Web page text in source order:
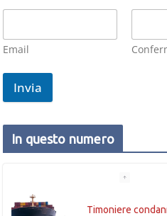
Email
Invia
In questo numero
Stretto di Messina